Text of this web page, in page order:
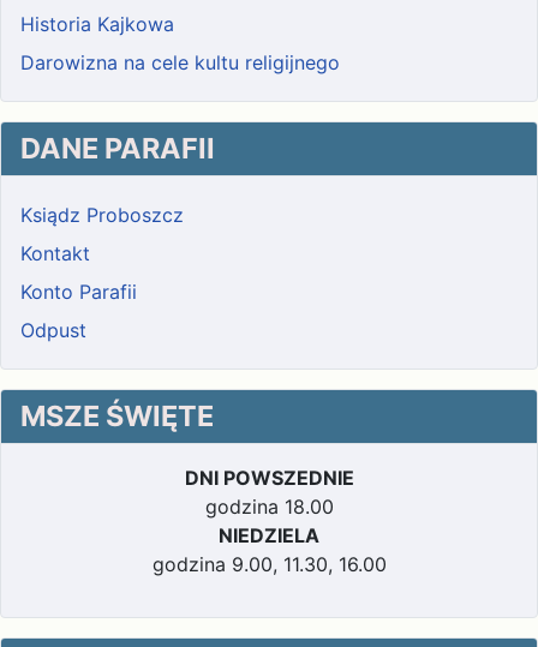
Historia Kajkowa
Darowizna na cele kultu religijnego
DANE PARAFII
Ksiądz Proboszcz
Kontakt
Konto Parafii
Odpust
MSZE ŚWIĘTE
DNI POWSZEDNIE
godzina 18.00
NIEDZIELA
godzina 9.00, 11.30, 16.00